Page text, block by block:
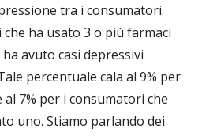
tra i consumatori.
che ha usato 3 o più farmaci
avuto casi depressivi
percentuale cala al 9% per
7% per i consumatori che
uno. Stiamo parlando dei